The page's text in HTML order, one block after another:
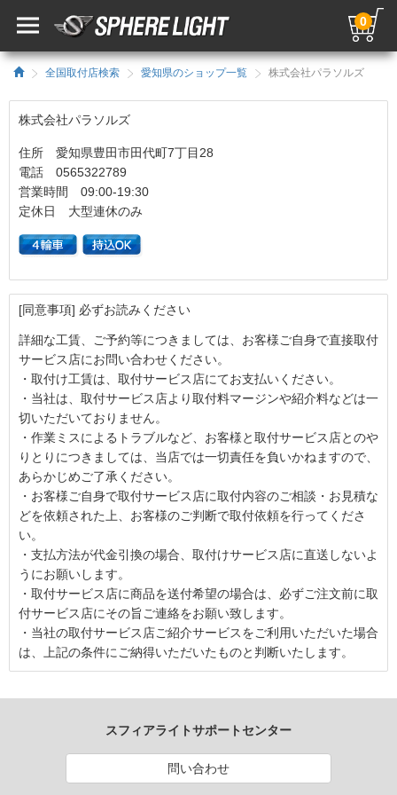
0
全国取付店検索 愛知県のショップ一覧 株式会社パラソルズ
株式会社パラソルズ
住所 愛知県豊田市田代町7丁目28
電話 0565322789
営業時間 09:00-19:30
定休日 大型連休のみ
[同意事項] 必ずお読みください
詳細な工賃、ご予約等につきましては、お客様ご自身で直接取付
サービス店にお問い合わせください。
・取付け工賃は、取付サービス店にてお支払いください。
・当社は、取付サービス店より取付料マージンや紹介料などは一
切いただいておりません。
・作業ミスによるトラブルなど、お客様と取付サービス店とのや
りとりにつきましては、当店では一切責任を負いかねますので、
あらかじめご了承ください。
・お客様ご自身で取付サービス店に取付内容のご相談・お見積な
どを依頼された上、お客様のご判断で取付依頼を行ってくださ
い。
・支払方法が代金引換の場合、取付けサービス店に直送しないよ
うにお願いします。
・取付サービス店に商品を送付希望の場合は、必ずご注文前に取
付サービス店にその旨ご連絡をお願い致します。
・当社の取付サービス店ご紹介サービスをご利用いただいた場合
は、上記の条件にご納得いただいたものと判断いたします。
スフィアライトサポートセンター
問い合わせ